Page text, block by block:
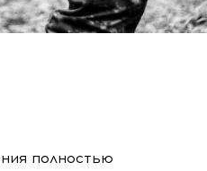
полностью